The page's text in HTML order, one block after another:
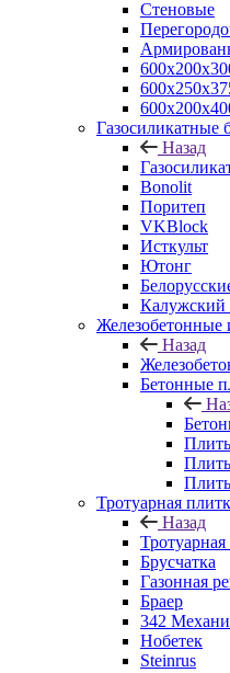
Стеновые
Газосиликатные
Назад
Bonolit
Поритеп
VKBlock
Исткульт
Ютонг
Калужский
Назад
Бетонные
Тротуарная
Назад
Тротуарная
Брусчатка
Газонная
Браер
342
Нобетек
Steinrus